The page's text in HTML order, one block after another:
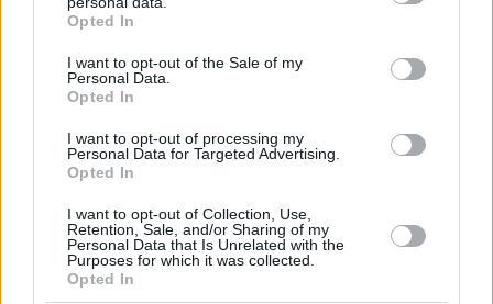
grant or deny consent to Google and its third-party tags to
use your data for below specified purposes in below Google
consent section.
Opted In
I want to opt-out of the Sale of my
Personal Data.
Opted In
I want to opt-out of processing my
Personal Data for Targeted Advertising.
Opted In
I want to opt-out of Collection, Use,
Retention, Sale, and/or Sharing of my
Personal Data that Is Unrelated with the
Purposes for which it was collected.
Opted In
ΡΟΗ ΕΙΔΗΣΕΩΝ
Ειδήσεις Δημοφιλή Σχολιασμένα
Το μενού της ημέρας - Τι τρώμε σήμερα Κυριακή
(9/8/2026)
Φωτιά σε εγκαταστάσεις της Aramco στην Τζιζάν της
Σαουδικής Αραβίας
Δυστύχημα στο Περού: Δεκατρείς νεκροί και τέσσερις
09.08.2026, 05:19